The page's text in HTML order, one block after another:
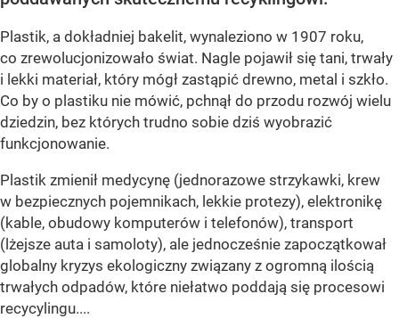
Plastik, a dokładniej bakelit, wynaleziono w 1907 roku,
co zrewolucjonizowało świat. Nagle pojawił się tani, trwały
i lekki materiał, który mógł zastąpić drewno, metal i szkło.
Co by o plastiku nie mówić, pchnął do przodu rozwój wielu
dziedzin, bez których trudno sobie dziś wyobrazić
funkcjonowanie.
Plastik zmienił medycynę (jednorazowe strzykawki, krew
w bezpiecznych pojemnikach, lekkie protezy), elektronikę
(kable, obudowy komputerów i telefonów), transport
(lżejsze auta i samoloty), ale jednocześnie zapoczątkował
globalny kryzys ekologiczny związany z ogromną ilością
trwałych odpadów, które niełatwo poddają się procesowi
recycylingu....